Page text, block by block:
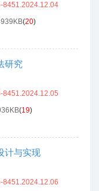
8451.2024.12.04
(20)
研究
8451.2024.12.05
(19)
计与实现
8451.2024.12.06